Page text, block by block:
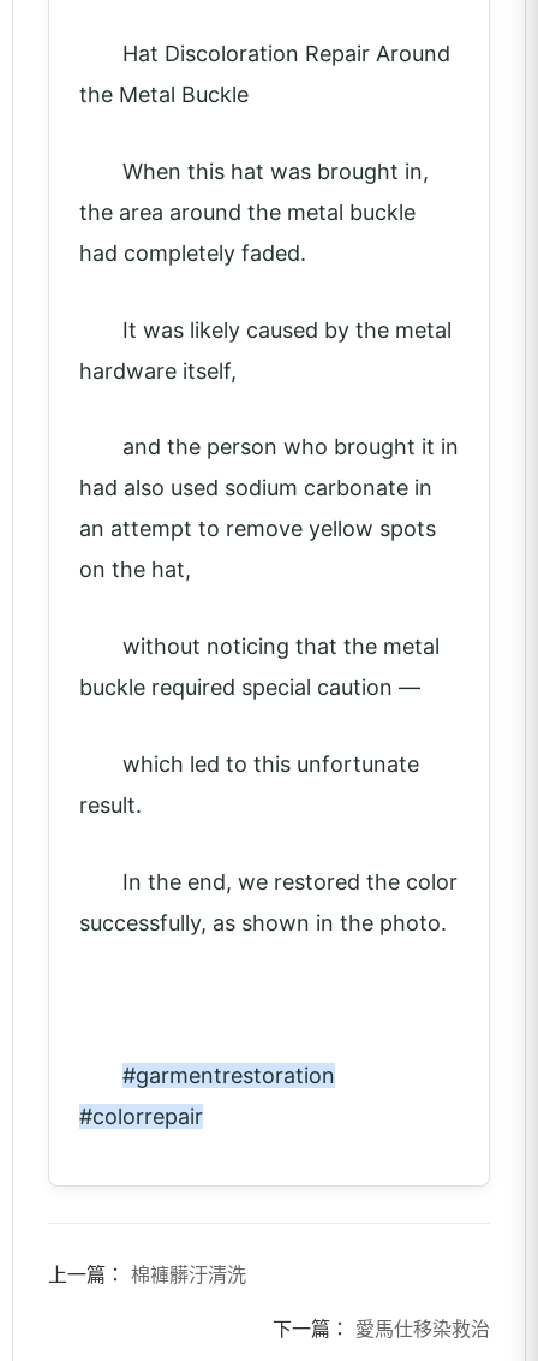
Hat Discoloration Repair Around
the Metal Buckle
When this hat was brought in,
the area around the metal buckle
had completely faded.
It was likely caused by the metal
hardware itself,
and the person who brought it in
had also used sodium carbonate in
an attempt to remove yellow spots
on the hat,
without noticing that the metal
buckle required special caution —
which led to this unfortunate
result.
In the end, we restored the color
successfully, as shown in the photo.
#garmentrestoration
#colorrepair
上一篇： 棉褲髒汙清洗
下一篇： 愛馬仕移染救治